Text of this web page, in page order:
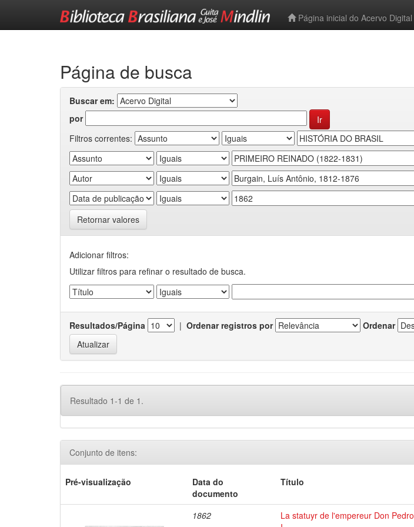
Página inicial do Acervo Digital
Página de busca
Buscar em:
por
Filtros correntes:
Retornar valores
Adicionar filtros:
Utilizar filtros para refinar o resultado de busca.
Resultados/Página | Ordenar registros por Ordenar
Resultado 1-1 de 1.
Conjunto de itens:
Pré-visualização
Data do
documento
Título
1862
La statuyr de l'empereur Don Pedro